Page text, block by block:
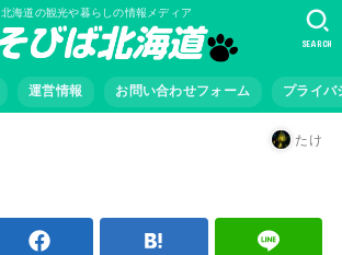
北海道の観光や暮らしの情報メディア
運営情報 お問い合わせフォーム プライバ
SEARCH
たけ